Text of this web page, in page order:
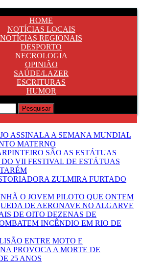
HOME
NOTÍCIAS LOCAIS
NOTÍCIAS REGIONAIS
DESPORTO
NECROLOGIA
OPINIÃO
SAÚDE/LAZER
ESCRITURAS
HUMOR
ASSINALA A SEMANA MUNDIAL
MATERNO
SÃO AS ESTÁTUAS
VII FESTIVAL DE ESTÁTUAS
ZULMIRA FURTADO
O JOVEM PILOTO QUE ONTEM
DE AERONAVE NO ALGARVE
DE OITO DEZENAS DE
INCÊNDIO EM RIO DE
ENTRE MOTO E
PROVOCA A MORTE DE
25 ANOS